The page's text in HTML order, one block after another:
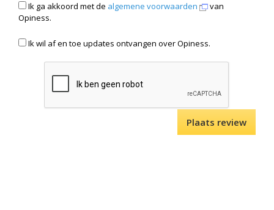
Ik ga akkoord met de algemene voorwaarden
van
Opiness.
Ik wil af en toe updates ontvangen over Opiness.